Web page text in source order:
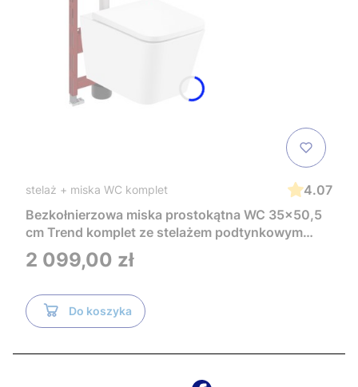
stelaż + miska WC komplet
4.07
Bezkołnierzowa miska prostokątna WC 35x50,5
cm Trend komplet ze stelażem podtynkowym
Tece i czarnym przyciskiem TeceNow
TR2216+Tece
Cena
2 099,00 zł
Do koszyka